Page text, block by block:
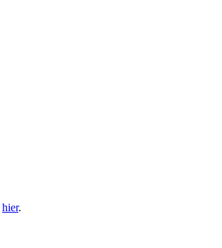
hier.